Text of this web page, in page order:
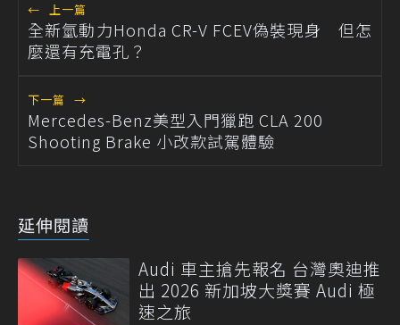
← 上一篇
全新氫動力Honda CR-V FCEV偽裝現身 但怎
麼還有充電孔？
下一篇 →
Mercedes-Benz美型入門獵跑 CLA 200
Shooting Brake 小改款試駕體驗
延伸閱讀
Audi 車主搶先報名 台灣奧迪推
出 2026 新加坡大獎賽 Audi 極
速之旅